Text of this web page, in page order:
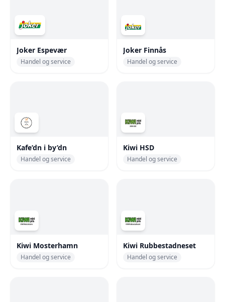
Joker Espevær
Handel og service
Joker Finnås
Handel og service
Kafe’dn i by’dn
Handel og service
Kiwi HSD
Handel og service
Kiwi Mosterhamn
Handel og service
Kiwi Rubbestadneset
Handel og service